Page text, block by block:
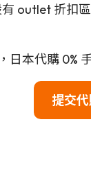
outlet 折扣
本代購 0%
提交